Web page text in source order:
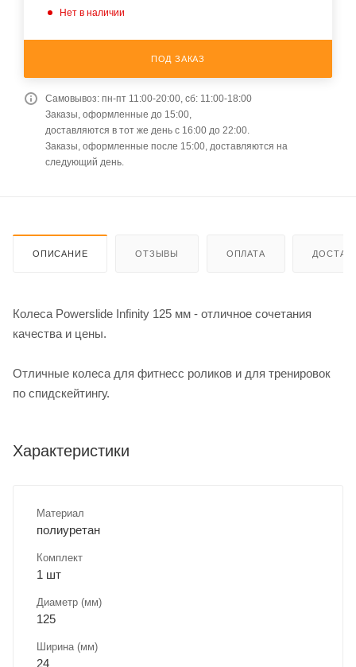
Нет в наличии
ПОД ЗАКАЗ
Самовывоз: пн-пт 11:00-20:00, сб: 11:00-18:00
Заказы, оформленные до 15:00,
доставляются в тот же день с 16:00 до 22:00.
Заказы, оформленные после 15:00, доставляются на
следующий день.
ОПИСАНИЕ ОТЗЫВЫ ОПЛАТА
Колеса Powerslide Infinity 125 мм - отличное сочетания
качества и цены.
Отличные колеса для фитнесс роликов и для тренировок
по спидскейтингу.
Характеристики
Материал
полиуретан
Комплект
1 шт
Диаметр (мм)
125
Ширина (мм)
24